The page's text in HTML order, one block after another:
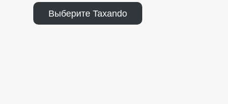
Выберите Taxando